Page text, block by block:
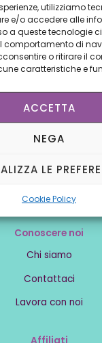
utilizziamo
e/o accedere alle
a queste tecnologie
comportamento di
o ritirare il
caratteristiche e
ACCETTA
NEGA
LE
Cookie Policy
realizzare su
fare sulle aree
di
Conoscere noi
Chi siamo
Contattaci
Lavora con noi